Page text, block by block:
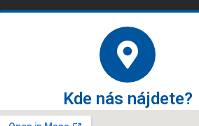
Kde nás nájdete?